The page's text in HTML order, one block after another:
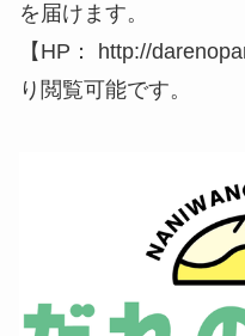
を届けます。
【HP： http://
り閲覧可能です。